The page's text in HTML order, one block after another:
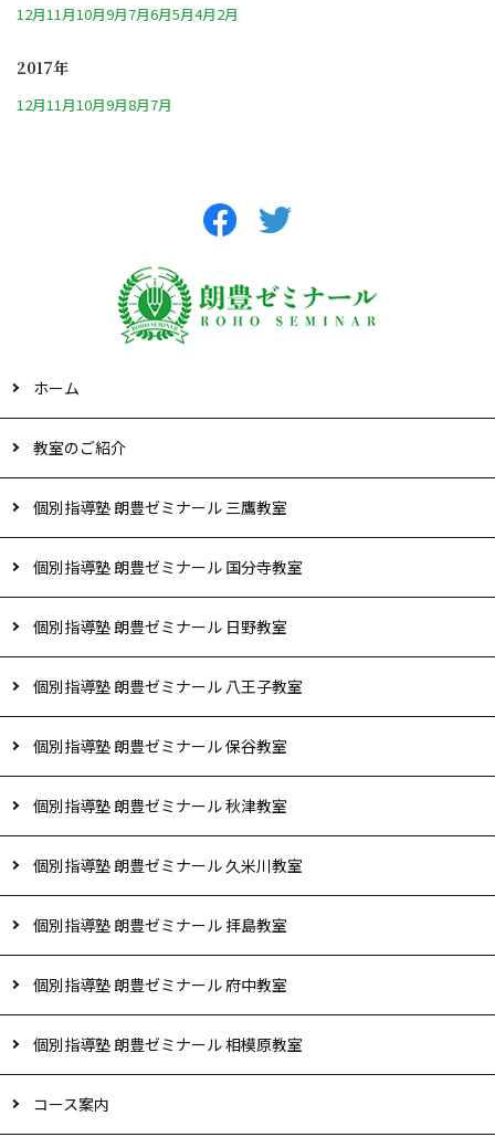
12月11月10月9月7月6月5月4月2月
2017年
12月11月10月9月8月7月
ホーム
教室のご紹介
個別指導塾 朗豊ゼミナール 三鷹教室
個別指導塾 朗豊ゼミナール 国分寺教室
個別指導塾 朗豊ゼミナール 日野教室
個別指導塾 朗豊ゼミナール 八王子教室
個別指導塾 朗豊ゼミナール 保谷教室
個別指導塾 朗豊ゼミナール 秋津教室
個別指導塾 朗豊ゼミナール 久米川教室
個別指導塾 朗豊ゼミナール 拝島教室
個別指導塾 朗豊ゼミナール 府中教室
個別指導塾 朗豊ゼミナール 相模原教室
コース案内